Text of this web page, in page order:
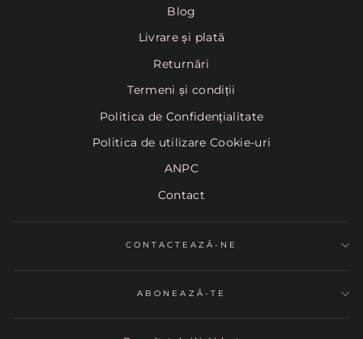
Blog
Livrare și plată
Returnări
Termeni și condiții
Politica de Confidențialitate
Politica de utilizare Cookie-uri
ANPC
Contact
CONTACTEAZĂ-NE
ABONEAZĂ-TE